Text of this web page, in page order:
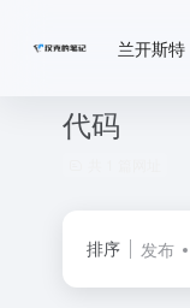
兰开斯特
代码
排序 发布